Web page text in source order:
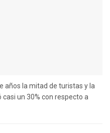
años la mitad de turistas y la
casi un 30% con respecto a